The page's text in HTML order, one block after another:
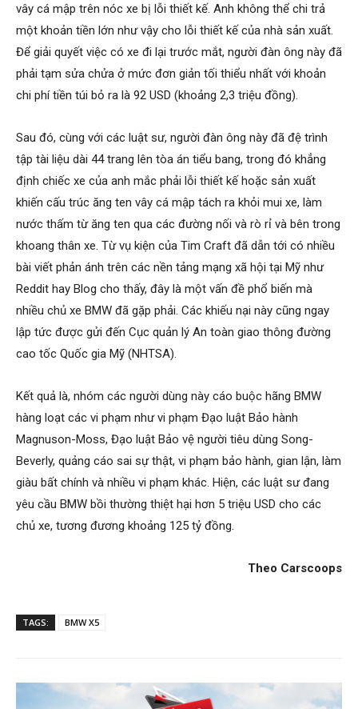
vây cá mập trên nóc xe bị lỗi thiết kế. Anh không thể chi trả
một khoản tiền lớn như vậy cho lỗi thiết kế của nhà sản xuất.
Để giải quyết việc có xe đi lại trước mắt, người đàn ông này đã
phải tạm sửa chửa ở mức đơn giản tối thiểu nhất với khoản
chi phí tiền túi bỏ ra là 92 USD (khoảng 2,3 triệu đồng).
Sau đó, cùng với các luật sư, người đàn ông này đã đệ trình
tập tài liệu dài 44 trang lên tòa án tiểu bang, trong đó khẳng
định chiếc xe của anh mắc phải lỗi thiết kế hoặc sản xuất
khiến cấu trúc ăng ten vây cá mập tách ra khỏi mui xe, làm
nước thấm từ ăng ten qua các đường nối và rò rỉ và bên trong
khoang thân xe. Từ vụ kiện của Tim Craft đã dẫn tới có nhiều
bài viết phản ánh trên các nền tảng mạng xã hội tại Mỹ như
Reddit hay Blog cho thấy, đây là một vấn đề phổ biến mà
nhiều chủ xe BMW đã gặp phải. Các khiếu nại này cũng ngay
lập tức được gửi đến Cục quản lý An toàn giao thông đường
cao tốc Quốc gia Mỹ (NHTSA).
Kết quả là, nhóm các người dùng này cáo buộc hãng BMW
hàng loạt các vi phạm như vi phạm Đạo luật Bảo hành
Magnuson-Moss, Đạo luật Bảo vệ người tiêu dùng Song-
Beverly, quảng cáo sai sự thật, vi phạm bảo hành, gian lận, làm
giàu bất chính và nhiều vi phạm khác. Hiện, các luật sư đang
yêu cầu BMW bồi thường thiệt hại hơn 5 triệu USD cho các
chủ xe, tương đương khoảng 125 tỷ đồng.
Theo Carscoops
TAGS: BMW X5